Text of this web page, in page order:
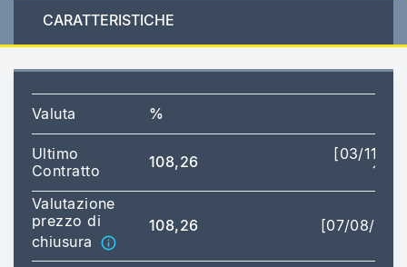
CARATTERISTICHE
Valuta %
Ultimo
Contratto
108,26
[03/11/
Valutazione
prezzo di
chiusura
108,26 [07/08/